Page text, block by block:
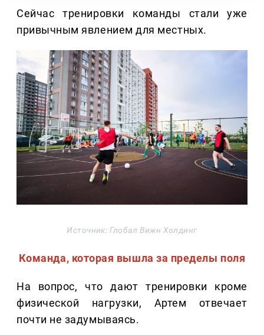
Сейчас тренировки команды стали уже
привычным явлением для местных.
Источник: Глобал Вижн Холдинг
Команда, которая вышла за пределы поля
На вопрос, что дают тренировки кроме
физической нагрузки, Артем отвечает
почти не задумываясь.